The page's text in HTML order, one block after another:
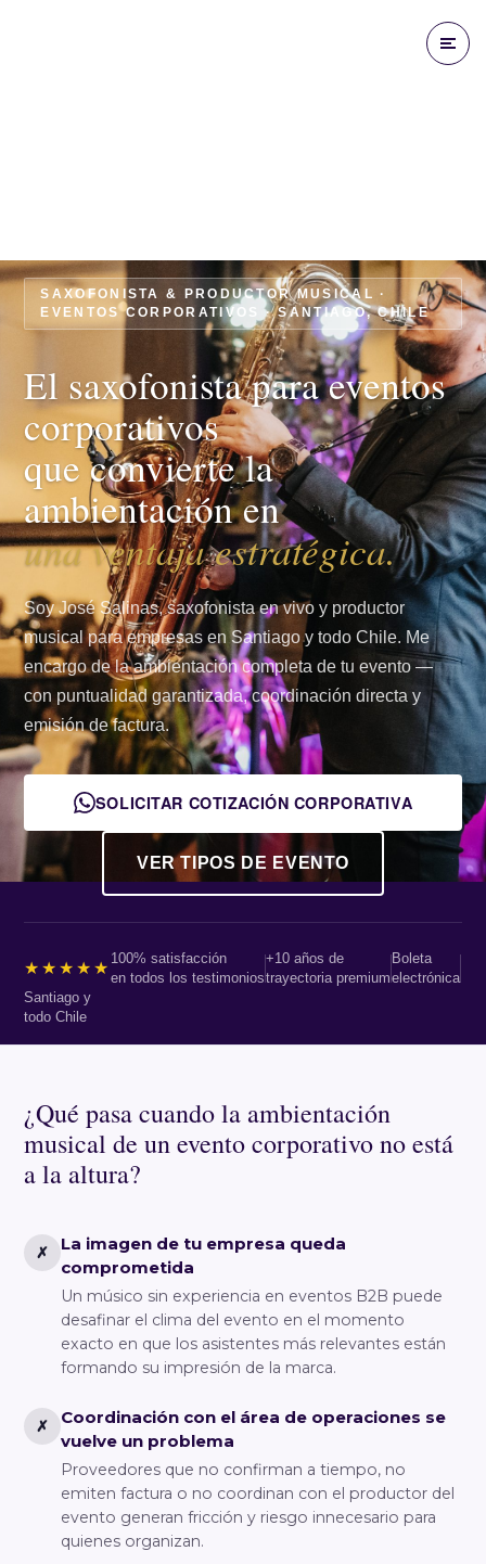
SAXOFONISTA & PRODUCTOR MUSICAL ·
EVENTOS CORPORATIVOS · SANTIAGO, CHILE
El saxofonista para eventos
corporativos
que convierte la
ambientación en
una ventaja estratégica.
Soy José Salinas, saxofonista en vivo y productor
musical para empresas en Santiago y todo Chile. Me
encargo de la ambientación completa de tu evento —
con puntualidad garantizada, coordinación directa y
emisión de factura.
SOLICITAR COTIZACIÓN CORPORATIVA
VER TIPOS DE EVENTO
★★★★★ 100% satisfacción
en todos los testimonios
+10 años de
trayectoria premium
Boleta
electrónica
Santiago y
todo Chile
¿Qué pasa cuando la ambientación
musical de un evento corporativo no está
a la altura?
✗
La imagen de tu empresa queda
comprometida
Un músico sin experiencia en eventos B2B puede
desafinar el clima del evento en el momento
exacto en que los asistentes más relevantes están
formando su impresión de la marca.
✗
Coordinación con el área de operaciones se
vuelve un problema
Proveedores que no confirman a tiempo, no
emiten factura o no coordinan con el productor del
evento generan fricción y riesgo innecesario para
quienes organizan.